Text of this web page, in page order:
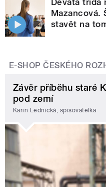
Mazancová.
stavět na
E-SHOP ČESKÉHO
Závěr příběhu staré
pod zemí
Karin Lednická, spisovatelka